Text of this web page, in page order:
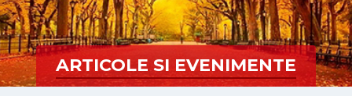
ARTICOLE SI EVENIMENTE